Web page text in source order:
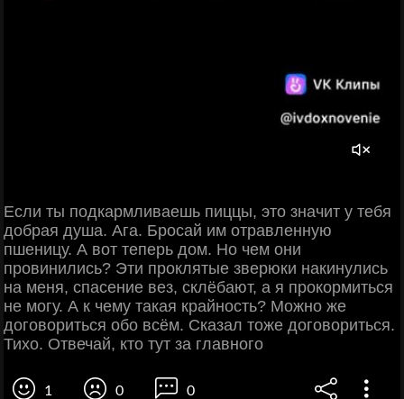
Если ты подкармливаешь пиццы, это значит у тебя
добрая душа. Ага. Бросай им отравленную
пшеницу. А вот теперь дом. Но чем они
провинились? Эти проклятые зверюки накинулись
на меня, спасение вез, склёбают, а я прокормиться
не могу. А к чему такая крайность? Можно же
договориться обо всём. Сказал тоже договориться.
Тихо. Отвечай, кто тут за главного
1 0 0